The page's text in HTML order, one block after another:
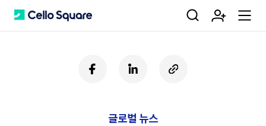
C 검 회 m
페
이
크
U
R
글로벌 뉴스